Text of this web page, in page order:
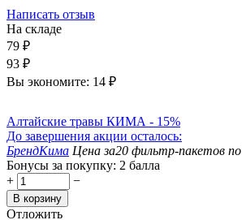
Написать отзыв
На складе
79 ₽
93 ₽
Вы экономите: 14 ₽
Алтайские травы КИМА - 15%
До завершения акции осталось:
БрендКима Цена за20 фильтр-пакетов по
Бонусы за покупку: 2 балла
+
−
В корзину
Отложить